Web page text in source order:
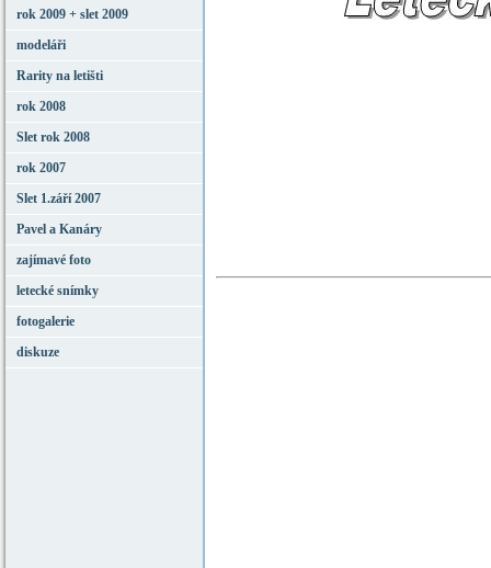
rok 2009 + slet 2009
modeláři
Rarity na letišti
rok 2008
Slet rok 2008
rok 2007
Slet 1.září 2007
Pavel a Kanáry
zajímavé foto
letecké snímky
fotogalerie
diskuze